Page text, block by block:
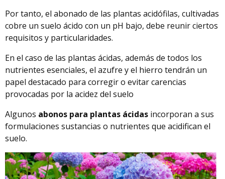
Por tanto, el abonado de las plantas acidófilas, cultivadas
cobre un suelo ácido con un pH bajo, debe reunir ciertos
requisitos y particularidades.
En el caso de las plantas ácidas, además de todos los
nutrientes esenciales, el azufre y el hierro tendrán un
papel destacado para corregir o evitar carencias
provocadas por la acidez del suelo
Algunos abonos para plantas ácidas incorporan a sus
formulaciones sustancias o nutrientes que acidifican el
suelo.